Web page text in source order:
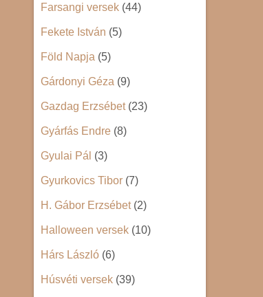
Farsangi versek (44)
Fekete István (5)
Föld Napja (5)
Gárdonyi Géza (9)
Gazdag Erzsébet(23)
Gyárfás Endre (8)
Gyulai Pál (3)
Gyurkovics Tibor (7)
H. Gábor Erzsébet(2)
Halloween versek (10)
Hárs László (6)
Húsvéti versek (39)